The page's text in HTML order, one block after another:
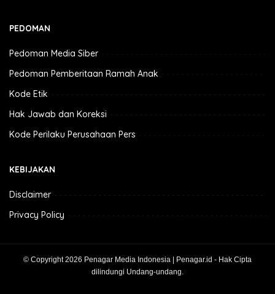
PEDOMAN
Pedoman Media Siber
Pedoman Pemberitaan Ramah Anak
Kode Etik
Hak Jawab dan Koreksi
Kode Perilaku Perusahaan Pers
KEBIJAKAN
Disclaimer
Privacy Policy
© Copyright 2026 Penagar Media Indonesia | Penagar.id - Hak Cipta
dilindungi Undang-undang.